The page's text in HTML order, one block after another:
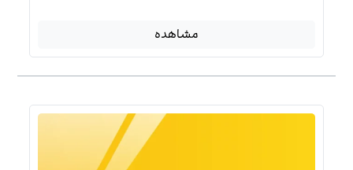
مشاهده